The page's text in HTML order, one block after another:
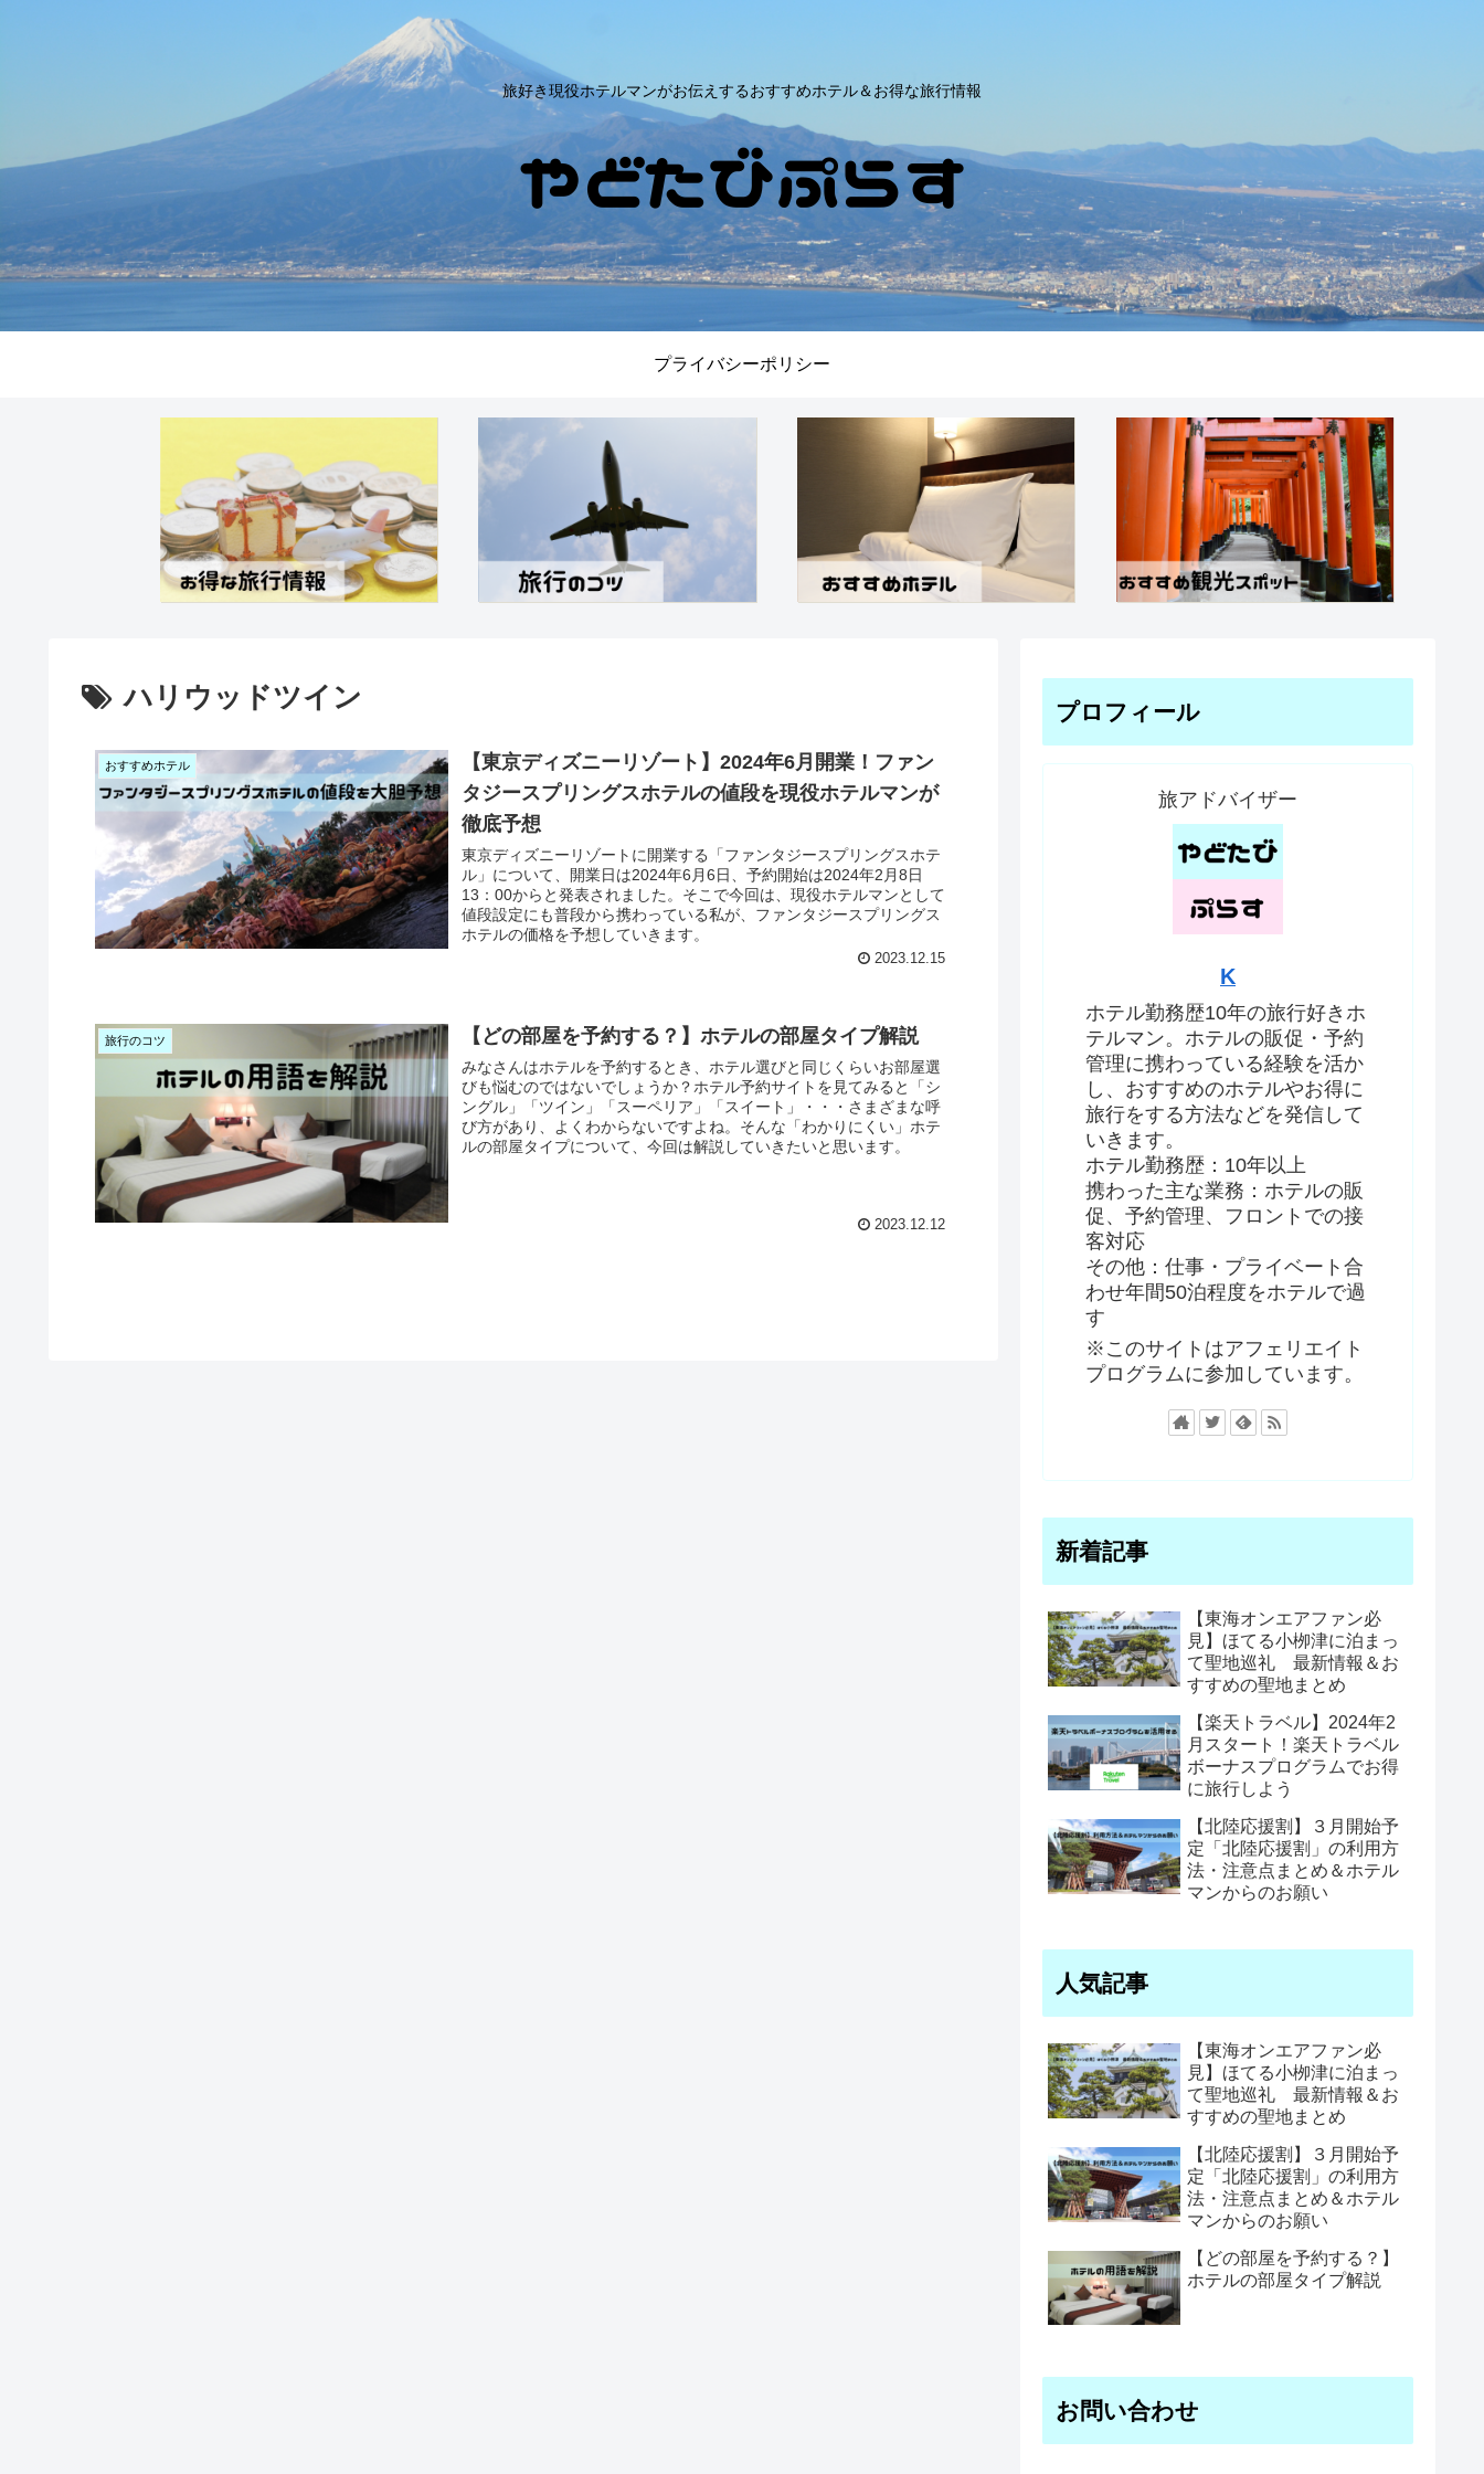
旅好き現役ホテルマンがお伝えするおすすめホテル＆お得な旅行情報
プライバシーポリシー
ハリウッドツイン
おすすめホテル
【東京ディズニーリゾート】2024年6月開業！ファン
タジースプリングスホテルの値段を現役ホテルマンが
徹底予想
東京ディズニーリゾートに開業する「ファンタジースプリングスホテ
ル」について、開業日は2024年6月6日、予約開始は2024年2月8日
13：00からと発表されました。そこで今回は、現役ホテルマンとして
値段設定にも普段から携わっている私が、ファンタジースプリングス
ホテルの価格を予想していきます。
2023.12.15
旅行のコツ 【どの部屋を予約する？】ホテルの部屋タイプ解説
みなさんはホテルを予約するとき、ホテル選びと同じくらいお部屋選
びも悩むのではないでしょうか？ホテル予約サイトを見てみると「シ
ングル」「ツイン」「スーペリア」「スイート」・・・さまざまな呼
び方があり、よくわからないですよね。そんな「わかりにくい」ホテ
ルの部屋タイプについて、今回は解説していきたいと思います。
2023.12.12
プロフィール
旅アドバイザー
K
ホテル勤務歴10年の旅行好きホ
テルマン。ホテルの販促・予約
管理に携わっている経験を活か
し、おすすめのホテルやお得に
旅行をする方法などを発信して
いきます。
ホテル勤務歴：10年以上
携わった主な業務：ホテルの販
促、予約管理、フロントでの接
客対応
その他：仕事・プライベート合
わせ年間50泊程度をホテルで過
す
※このサイトはアフェリエイト
プログラムに参加しています。
新着記事
【東海オンエアファン必
見】ほてる小栁津に泊まっ
て聖地巡礼 最新情報＆お
すすめの聖地まとめ
【楽天トラベル】2024年2
月スタート！楽天トラベル
ボーナスプログラムでお得
に旅行しよう
【北陸応援割】３月開始予
定「北陸応援割」の利用方
法・注意点まとめ＆ホテル
マンからのお願い
人気記事
【東海オンエアファン必
見】ほてる小栁津に泊まっ
て聖地巡礼 最新情報＆お
すすめの聖地まとめ
【北陸応援割】３月開始予
定「北陸応援割」の利用方
法・注意点まとめ＆ホテル
マンからのお願い
【どの部屋を予約する？】
ホテルの部屋タイプ解説
お問い合わせ